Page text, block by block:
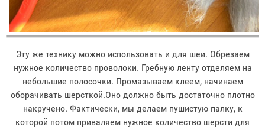
Эту же технику можно использовать и для шеи. Обрезаем
нужное количество проволоки. Гребную ленту отделяем на
небольшие полосочки. Промазываем клеем, начинаем
оборачивать шерсткой.Оно должно быть достаточно плотно
накручено. Фактически, мы делаем пушистую палку, к
которой потом приваляем нужное количество шерсти для